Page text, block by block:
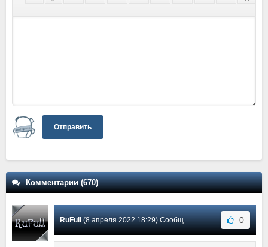
Отправить
Комментарии (670)
RuFull (8 апреля 2022 18:29) Сообщение #445 0